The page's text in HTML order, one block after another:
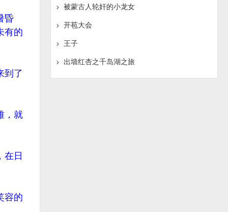
昏
有的
到了
，就
日
容的
被蒙古人轮奸的小龙女
开苞大会
王子
出墙红杏之千岛湖之旅